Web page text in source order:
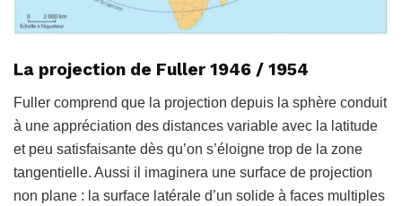
La projection de Fuller 1946 / 1954
Fuller comprend que la projection depuis la sphère conduit
à une appréciation des distances variable avec la latitude
et peu satisfaisante dès qu’on s’éloigne trop de la zone
tangentielle. Aussi il imaginera une surface de projection
non plane : la surface latérale d’un solide à faces multiples